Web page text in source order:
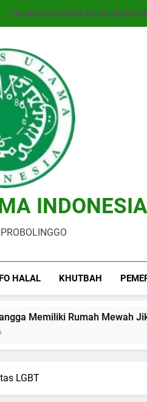
HomeBeritaProfil FatwaFiqihInfo
INDONESIA
HALAL KHUTBAH
Rumah Mewah Jika Rumah
LGBT